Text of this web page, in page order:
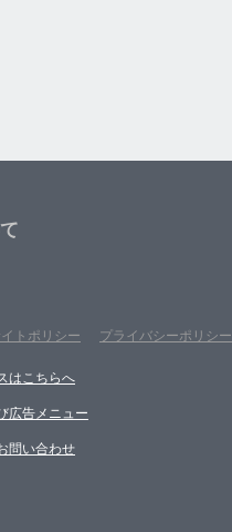
トポリシー プライバシーポリシー
はこちらへ
広告メニュー
問い合わせ